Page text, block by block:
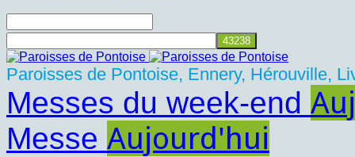
Paroisses de Pontoise, Ennery, Hérouville,
Messes du week-end
Messe Aujourd'hui